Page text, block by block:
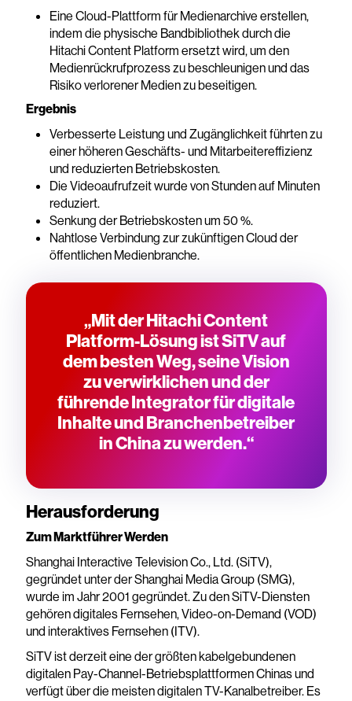
Eine Cloud-Plattform für Medienarchive erstellen,
indem die physische Bandbibliothek durch die
Hitachi Content Platform ersetzt wird, um den
Medienrückrufprozess zu beschleunigen und das
Risiko verlorener Medien zu beseitigen.
Ergebnis
Verbesserte Leistung und Zugänglichkeit führten zu
einer höheren Geschäfts- und Mitarbeitereffizienz
und reduzierten Betriebskosten.
Die Videoaufrufzeit wurde von Stunden auf Minuten
reduziert.
Senkung der Betriebskosten um 50 %.
Nahtlose Verbindung zur zukünftigen Cloud der
öffentlichen Medienbranche.
„Mit der Hitachi Content
Platform-Lösung ist SiTV auf
dem besten Weg, seine Vision
zu verwirklichen und der
führende Integrator für digitale
Inhalte und Branchenbetreiber
in China zu werden.“
Herausforderung
Zum Marktführer Werden
Shanghai Interactive Television Co., Ltd. (SiTV),
gegründet unter der Shanghai Media Group (SMG),
wurde im Jahr 2001 gegründet. Zu den SiTV-Diensten
gehören digitales Fernsehen, Video-on-Demand (VOD)
und interaktives Fernsehen (ITV).
SiTV ist derzeit eine der größten kabelgebundenen
digitalen Pay-Channel-Betriebsplattformen Chinas und
verfügt über die meisten digitalen TV-Kanalbetreiber. Es